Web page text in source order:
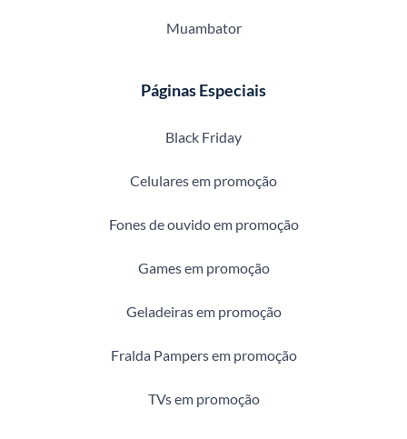
Muambator
Páginas Especiais
Black Friday
Celulares em promoção
Fones de ouvido em promoção
Games em promoção
Geladeiras em promoção
Fralda Pampers em promoção
TVs em promoção